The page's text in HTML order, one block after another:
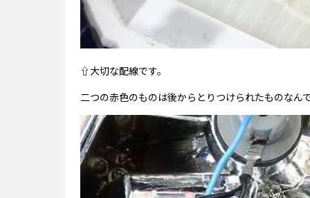
⇧大切な配線です。
二つの赤色のものは後からとりつけられたものなん